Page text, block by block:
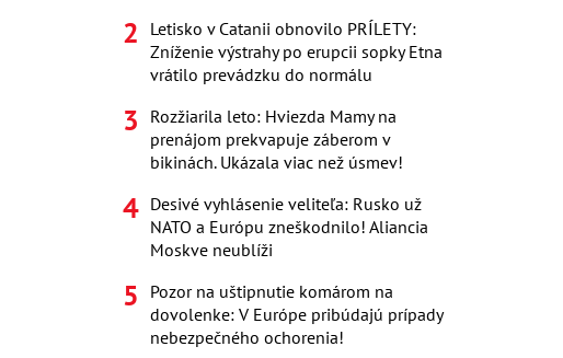
Letisko v Catanii obnovilo PRÍLETY:
Zníženie výstrahy po erupcii sopky Etna
vrátilo prevádzku do normálu
Rozžiarila leto: Hviezda Mamy na
prenájom prekvapuje záberom v
bikinách. Ukázala viac než úsmev!
Desivé vyhlásenie veliteľa: Rusko už
NATO a Európu zneškodnilo! Aliancia
Moskve neublíži
Pozor na uštipnutie komárom na
dovolenke: V Európe pribúdajú prípady
nebezpečného ochorenia!